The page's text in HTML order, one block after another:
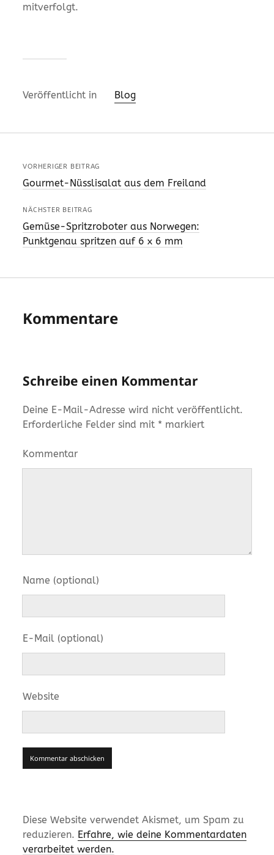
mitverfolgt.
Veröffentlicht in Blog
VORHERIGER BEITRAG
Gourmet-Nüsslisalat aus dem Freiland
NÄCHSTER BEITRAG
Gemüse-Spritzroboter aus Norwegen:
Punktgenau spritzen auf 6 x 6 mm
Kommentare
Schreibe einen Kommentar
Deine E-Mail-Adresse wird nicht veröffentlicht.
Erforderliche Felder sind mit * markiert
Kommentar
Name (optional)
E-Mail (optional)
Website
Diese Website verwendet Akismet, um Spam zu
reduzieren. Erfahre, wie deine Kommentardaten
verarbeitet werden.